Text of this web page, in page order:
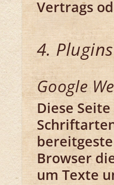
Vertrags
4.
Google
Diese
Browser
um Texte